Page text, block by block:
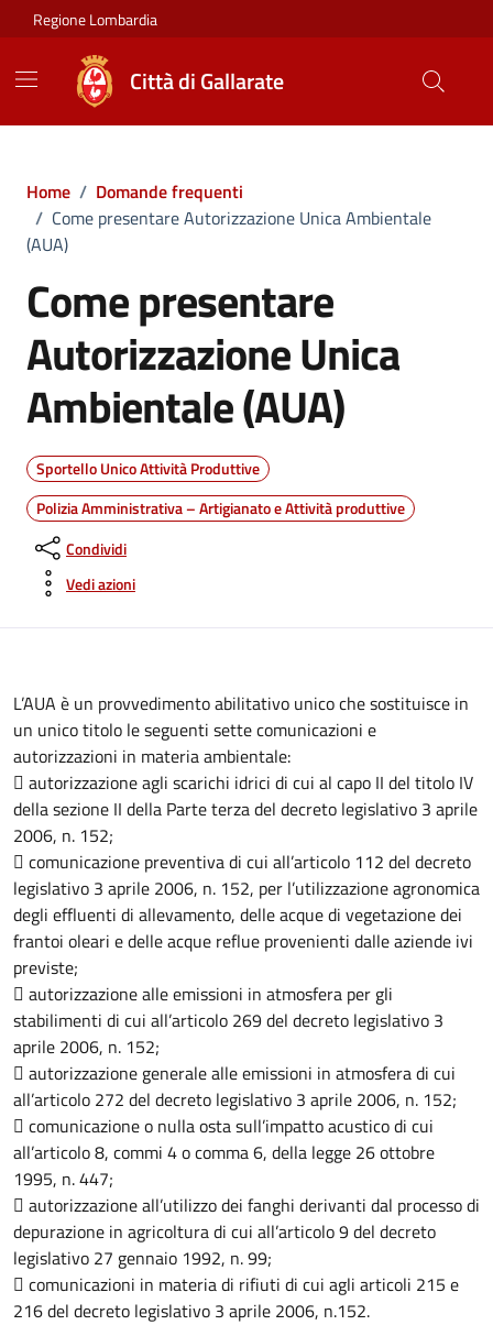
Vai ai contenuti
Vai al footer
Regione Lombardia
Città di Gallarate
Home / Domande frequenti
/ Come presentare Autorizzazione Unica Ambientale
(AUA)
Come presentare
Autorizzazione Unica
Ambientale (AUA)
Sportello Unico Attività Produttive
Polizia Amministrativa – Artigianato e Attività produttive
Condividi
Vedi azioni
L’AUA è un provvedimento abilitativo unico che sostituisce in
un unico titolo le seguenti sette comunicazioni e
autorizzazioni in materia ambientale:
 autorizzazione agli scarichi idrici di cui al capo II del titolo IV
della sezione II della Parte terza del decreto legislativo 3 aprile
2006, n. 152;
 comunicazione preventiva di cui all’articolo 112 del decreto
legislativo 3 aprile 2006, n. 152, per l’utilizzazione agronomica
degli effluenti di allevamento, delle acque di vegetazione dei
frantoi oleari e delle acque reflue provenienti dalle aziende ivi
previste;
 autorizzazione alle emissioni in atmosfera per gli
stabilimenti di cui all’articolo 269 del decreto legislativo 3
aprile 2006, n. 152;
 autorizzazione generale alle emissioni in atmosfera di cui
all’articolo 272 del decreto legislativo 3 aprile 2006, n. 152;
 comunicazione o nulla osta sull’impatto acustico di cui
all’articolo 8, commi 4 o comma 6, della legge 26 ottobre
1995, n. 447;
 autorizzazione all’utilizzo dei fanghi derivanti dal processo di
depurazione in agricoltura di cui all’articolo 9 del decreto
legislativo 27 gennaio 1992, n. 99;
 comunicazioni in materia di rifiuti di cui agli articoli 215 e
216 del decreto legislativo 3 aprile 2006, n.152.